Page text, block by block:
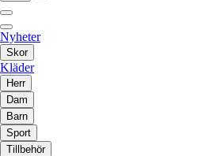
Nyheter
Skor
Kläder
Herr
Dam
Barn
Sport
Tillbehör